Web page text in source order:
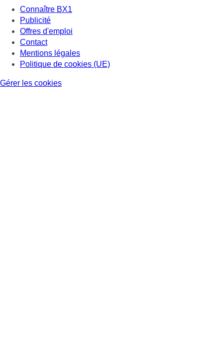
Connaître BX1
Publicité
Offres d'emploi
Contact
Mentions légales
Politique de cookies (UE)
Gérer les cookies